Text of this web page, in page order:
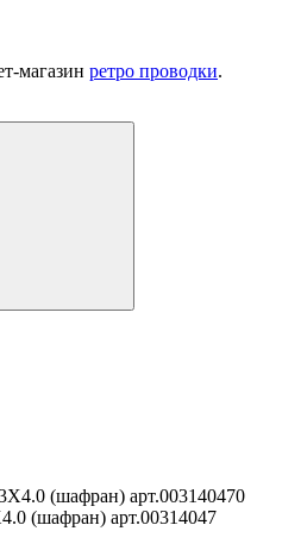
магазин ретро проводки.
(шафран) арт.00314047